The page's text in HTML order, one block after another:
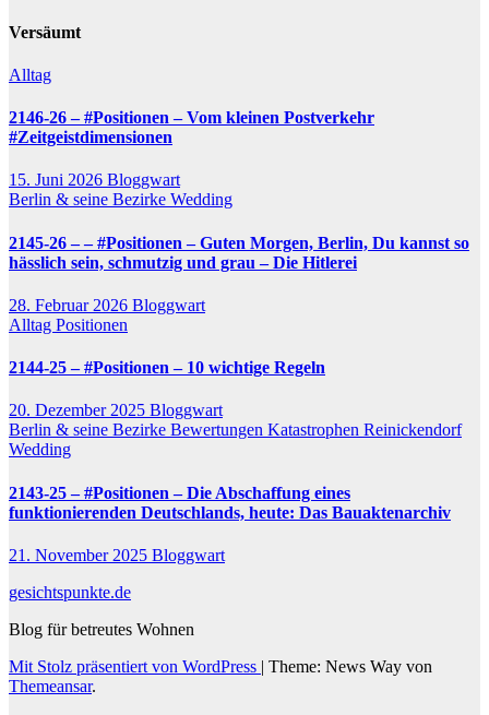
Versäumt
Alltag
2146-26 – #Positionen – Vom kleinen Postverkehr
#Zeitgeistdimensionen
15. Juni 2026 Bloggwart
Berlin & seine Bezirke Wedding
2145-26 – – #Positionen – Guten Morgen, Berlin, Du kannst so
hässlich sein, schmutzig und grau – Die Hitlerei
28. Februar 2026 Bloggwart
Alltag Positionen
2144-25 – #Positionen – 10 wichtige Regeln
20. Dezember 2025 Bloggwart
Berlin & seine Bezirke Bewertungen Katastrophen Reinickendorf
Wedding
2143-25 – #Positionen – Die Abschaffung eines
funktionierenden Deutschlands, heute: Das Bauaktenarchiv
21. November 2025 Bloggwart
gesichtspunkte.de
Blog für betreutes Wohnen
Mit Stolz präsentiert von WordPress | Theme: News Way von
Themeansar.